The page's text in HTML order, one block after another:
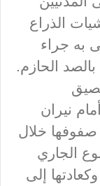
الذراع
به جراء
الحازم.
نيران
خلال
الجاري
إلى